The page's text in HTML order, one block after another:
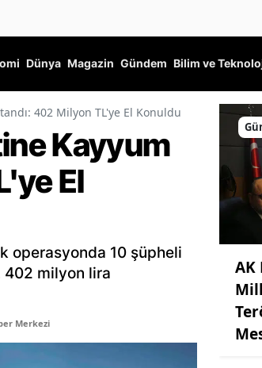
Dünya Magazin Gündem Bilim ve
402 Milyon TL'ye El Konuldu
Kayyum
El
operasyonda 10 şüpheli
402 milyon lira
Merkezi
AK